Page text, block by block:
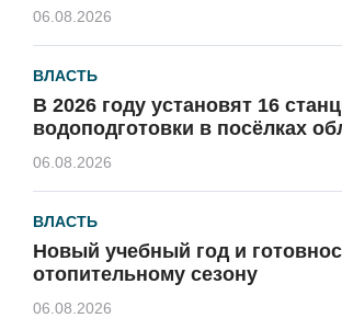
06.08.2026
ВЛАСТЬ
В 2026 году установят 16
водоподготовки в посёлках
06.08.2026
ВЛАСТЬ
Новый учебный год и
отопительному сезону
06.08.2026